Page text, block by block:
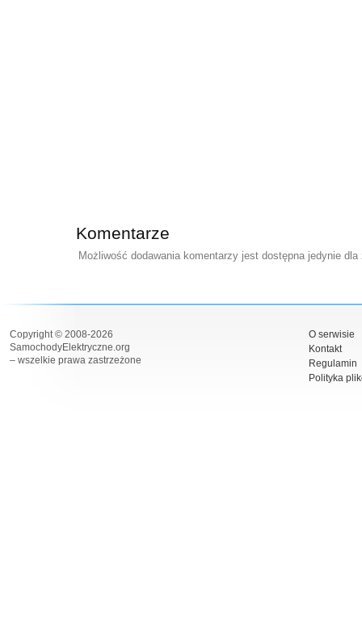
Komentarze
Możliwość dodawania komentarzy jest dostępna jedynie
Copyright © 2008-2026
SamochodyElektryczne.org
– wszelkie prawa zastrzeżone
O serwisie
Kontakt
Regulamin
Polityka